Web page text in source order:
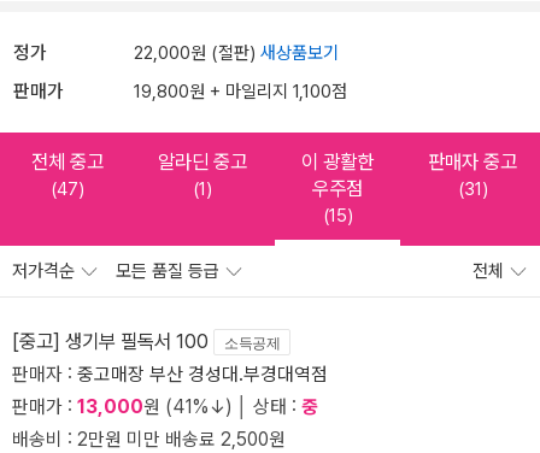
정가 22,000원 (절판) 새상품보기
판매가 19,800원 + 마일리지 1,100점
전체 중고
(47)
알라딘 중고
(1)
이 광활한
우주점
(15)
판매자 중고
(31)
저가격순 모든 품질 등급 전체
[중고] 생기부 필독서 100 소득공제
판매자 : 중고매장 부산 경성대.부경대역점
판매가 : 13,000원 (41%↓) │ 상태 : 중
배송비 : 2만원 미만 배송료 2,500원